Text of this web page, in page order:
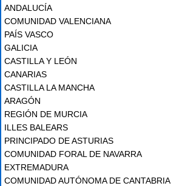
ANDALUCÍA
COMUNIDAD VALENCIANA
PAÍS VASCO
GALICIA
CASTILLA Y LEÓN
CANARIAS
CASTILLA LA MANCHA
ARAGÓN
REGIÓN DE MURCIA
ILLES BALEARS
PRINCIPADO DE ASTURIAS
COMUNIDAD FORAL DE NAVARRA
EXTREMADURA
COMUNIDAD AUTÓNOMA DE CANTABRIA